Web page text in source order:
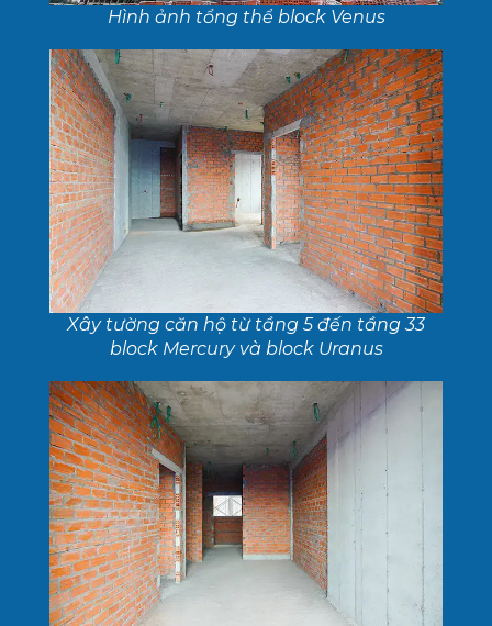
Hình ảnh tổng thể block Venus
Xây tường căn hộ từ tầng 5 đến tầng 33
block Mercury và block Uranus